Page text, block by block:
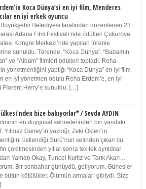
Koca Dünya’si en iyi film, Menderes
en iyi erkek oyuncu
Belediyesi tarafından düzenlenen 23.
Adana Film Festivali’nde ödüllen Çukurova
Kongre Merkezi’nde yapılan törenle
sunuldu. Törende, “Koca Dünya”, “Babamın
ve “Albüm” filmleri ödülleri topladı. Reha
yönetmenliğini yaptığı “Koca Dünya” en iyi film
en iyi yönetmen ödülü Reha Erdem’e, en iyi
Herry’e sunuldu. […]
ülkesi’nden bize bakıyorlar* / Sevda AYDIN
en duygusal sahnelerinden biri yandaki
Yılmaz Güney’in yazdığı, Zeki Ökten’in
üstlendiği Sürü’nün setinden çıkan bu
çekilmesinden yıllar sonra tek tek ayrıldılar
Yaman Okay, Tuncel Kurtiz ve Tarık Akan…
Bir sonbahar günüydü, geliyorum. Güneşler
bütün kötülükler. Ölümün armaları gibiydi. Size